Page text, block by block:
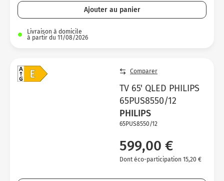
Ajouter au panier
Livraison à domicile
à partir du 11/08/2026
Comparer
TV 65' QLED PHILIPS
65PUS8550/12
PHILIPS
65PUS8550/12
599,00 €
Dont éco-participation 15,20 €